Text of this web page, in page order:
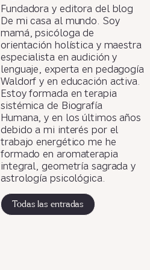
Fundadora y editora del blog
De mi casa al mundo. Soy
mamá, psicóloga de
orientación holística y maestra
especialista en audición y
lenguaje, experta en pedagogía
Waldorf y en educación activa.
Estoy formada en terapia
sistémica de Biografía
Humana, y en los últimos años
debido a mi interés por el
trabajo energético me he
formado en aromaterapia
integral, geometría sagrada y
astrología psicológica.
Todas las entradas